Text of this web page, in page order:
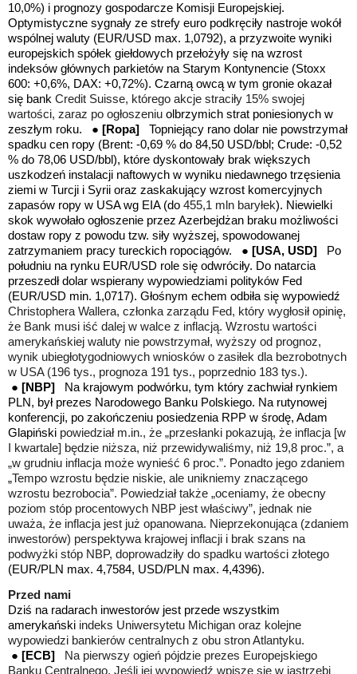
10,0%) i prognozy gospodarcze Komisji Europejskiej.
Optymistyczne sygnały ze strefy euro podkręciły nastroje wokół
wspólnej waluty (EUR/USD max. 1,0792), a przyzwoite wyniki
europejskich spółek giełdowych przełożyły się na wzrost
indeksów głównych parkietów na Starym Kontynencie (Stoxx
600: +0,6%, DAX: +0,72%). Czarną owcą w tym gronie okazał
się bank Credit Suisse, którego akcje straciły 15% swojej
wartości, zaraz po ogłoszeniu olbrzymich strat poniesionych w
zeszłym roku. ● [Ropa] Topniejący rano dolar nie powstrzymał
spadku cen ropy (Brent: -0,69 % do 84,50 USD/bbl; Crude: -0,52
% do 78,06 USD/bbl), które dyskontowały brak większych
uszkodzeń instalacji naftowych w wyniku niedawnego trzęsienia
ziemi w Turcji i Syrii oraz zaskakujący wzrost komercyjnych
zapasów ropy w USA wg EIA (do 455,1 mln baryłek). Niewielki
skok wywołało ogłoszenie przez Azerbejdżan braku możliwości
dostaw ropy z powodu tzw. siły wyższej, spowodowanej
zatrzymaniem pracy tureckich ropociągów. ● [USA, USD]
Po
południu na rynku EUR/USD role się odwróciły. Do natarcia
przeszedł dolar wspierany wypowiedziami polityków Fed
(EUR/USD min. 1,0717). Głośnym echem odbiła się wypowiedź
Christophera Wallera, członka zarządu Fed, który wygłosił opinię,
że Bank musi iść dalej w walce z inflacją. Wzrostu wartości
amerykańskiej waluty nie powstrzymał, wyższy od prognoz,
wynik ubiegłotygodniowych wniosków o zasiłek dla bezrobotnych
w USA (196 tys., prognoza 191 tys., poprzednio 183 tys.).
● [NBP]
Na krajowym podwórku, tym który zachwiał rynkiem
PLN, był prezes Narodowego Banku Polskiego. Na rutynowej
konferencji, po zakończeniu posiedzenia RPP w środę, Adam
Glapiński powiedział m.in., że „przesłanki pokazują, że inflacja [w
I kwartale] będzie niższa, niż przewidywaliśmy, niż 19,8 proc.”, a
„w grudniu inflacja może wynieść 6 proc.”. Ponadto jego zdaniem
„Tempo wzrostu będzie niskie, ale unikniemy znaczącego
wzrostu bezrobocia”. Powiedział także „oceniamy, że obecny
poziom stóp procentowych NBP jest właściwy”, jednak nie
uważa, że inflacja jest już opanowana. Nieprzekonująca (zdaniem
inwestorów) perspektywa krajowej inflacji i brak szans na
podwyżki stóp NBP, doprowadziły do spadku wartości złotego
(EUR/PLN max. 4,7584, USD/PLN max. 4,4396).
Przed nami
Dziś na radarach inwestorów jest przede wszystkim
amerykański indeks Uniwersytetu Michigan oraz kolejne
wypowiedzi bankierów centralnych z obu stron Atlantyku.
● [ECB]
Na pierwszy ogień pójdzie prezes Europejskiego
Banku Centralnego. Jeśli jej wypowiedź wpisze się w jastrzębi